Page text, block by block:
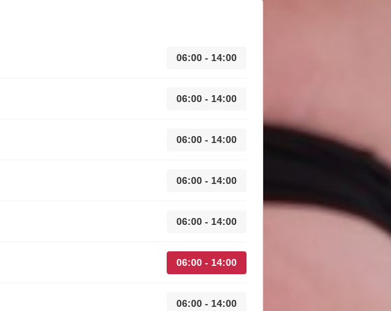
06:00 - 14:00
06:00 - 14:00
06:00 - 14:00
06:00 - 14:00
06:00 - 14:00
06:00 - 14:00
06:00 - 14:00